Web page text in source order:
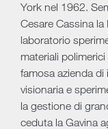
York nel 1962.
Cesare Cassina
laboratorio
materiali
famosa azienda
visionaria e
la gestione di
ceduta la Gavina